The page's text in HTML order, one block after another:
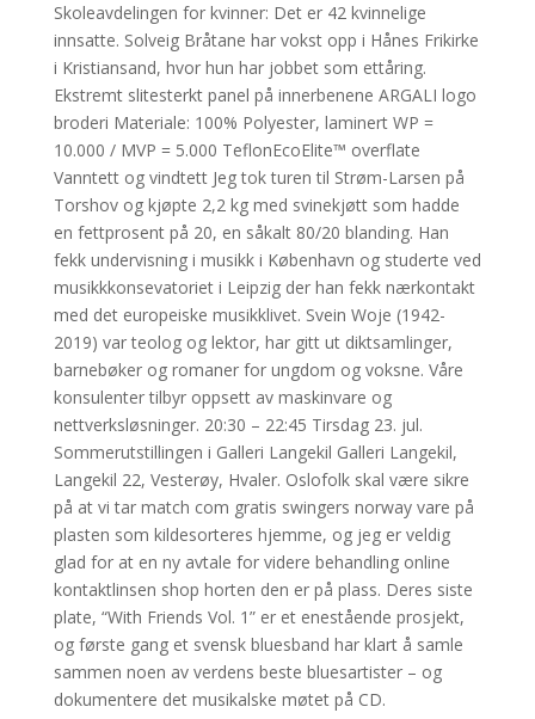
Skoleavdelingen for kvinner: Det er 42 kvinnelige
innsatte. Solveig Bråtane har vokst opp i Hånes Frikirke
i Kristiansand, hvor hun har jobbet som ettåring.
Ekstremt slitesterkt panel på innerbenene ARGALI logo
broderi Materiale: 100% Polyester, laminert WP =
10.000 / MVP = 5.000 TeflonEcoElite™ overflate
Vanntett og vindtett Jeg tok turen til Strøm-Larsen på
Torshov og kjøpte 2,2 kg med svinekjøtt som hadde
en fettprosent på 20, en såkalt 80/20 blanding. Han
fekk undervisning i musikk i København og studerte ved
musikkkonsevatoriet i Leipzig der han fekk nærkontakt
med det europeiske musikklivet. Svein Woje (1942-
2019) var teolog og lektor, har gitt ut diktsamlinger,
barnebøker og romaner for ungdom og voksne. Våre
konsulenter tilbyr oppsett av maskinvare og
nettverksløsninger. 20:30 – 22:45 Tirsdag 23. jul.
Sommerutstillingen i Galleri Langekil Galleri Langekil,
Langekil 22, Vesterøy, Hvaler. Oslofolk skal være sikre
på at vi tar match com gratis swingers norway vare på
plasten som kildesorteres hjemme, og jeg er veldig
glad for at en ny avtale for videre behandling online
kontaktlinsen shop horten den er på plass. Deres siste
plate, “With Friends Vol. 1” er et enestående prosjekt,
og første gang et svensk bluesband har klart å samle
sammen noen av verdens beste bluesartister – og
dokumentere det musikalske møtet på CD.